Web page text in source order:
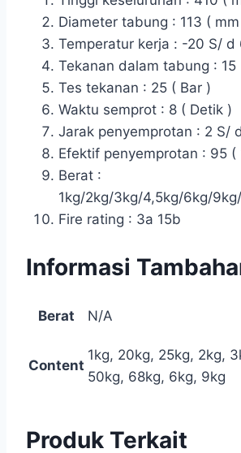
Diameter tabung : 113 (
Temperatur kerja : -20 S/ d
Tekanan dalam tabung : 15
Tes tekanan : 25 ( Bar )
Waktu semprot : 8 ( Detik )
Jarak penyemprotan : 2 S/
Efektif penyemprotan : 95 (
Berat :
1kg/2kg/3kg/4,5kg/6kg/
Fire rating : 3a 15b
Informasi
Berat N/A
Content
1kg, 20kg, 25kg, 2kg,
50kg, 68kg, 6kg, 9kg
Produk Terkait